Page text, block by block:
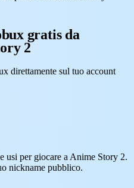
gratis da
2
direttamente sul tuo account
usi per giocare a Anime Story 2.
nickname pubblico.